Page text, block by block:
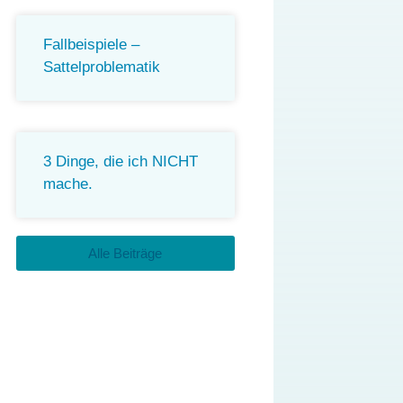
Fallbeispiele –
Sattelproblematik
3 Dinge, die ich NICHT
mache.
Alle Beiträge